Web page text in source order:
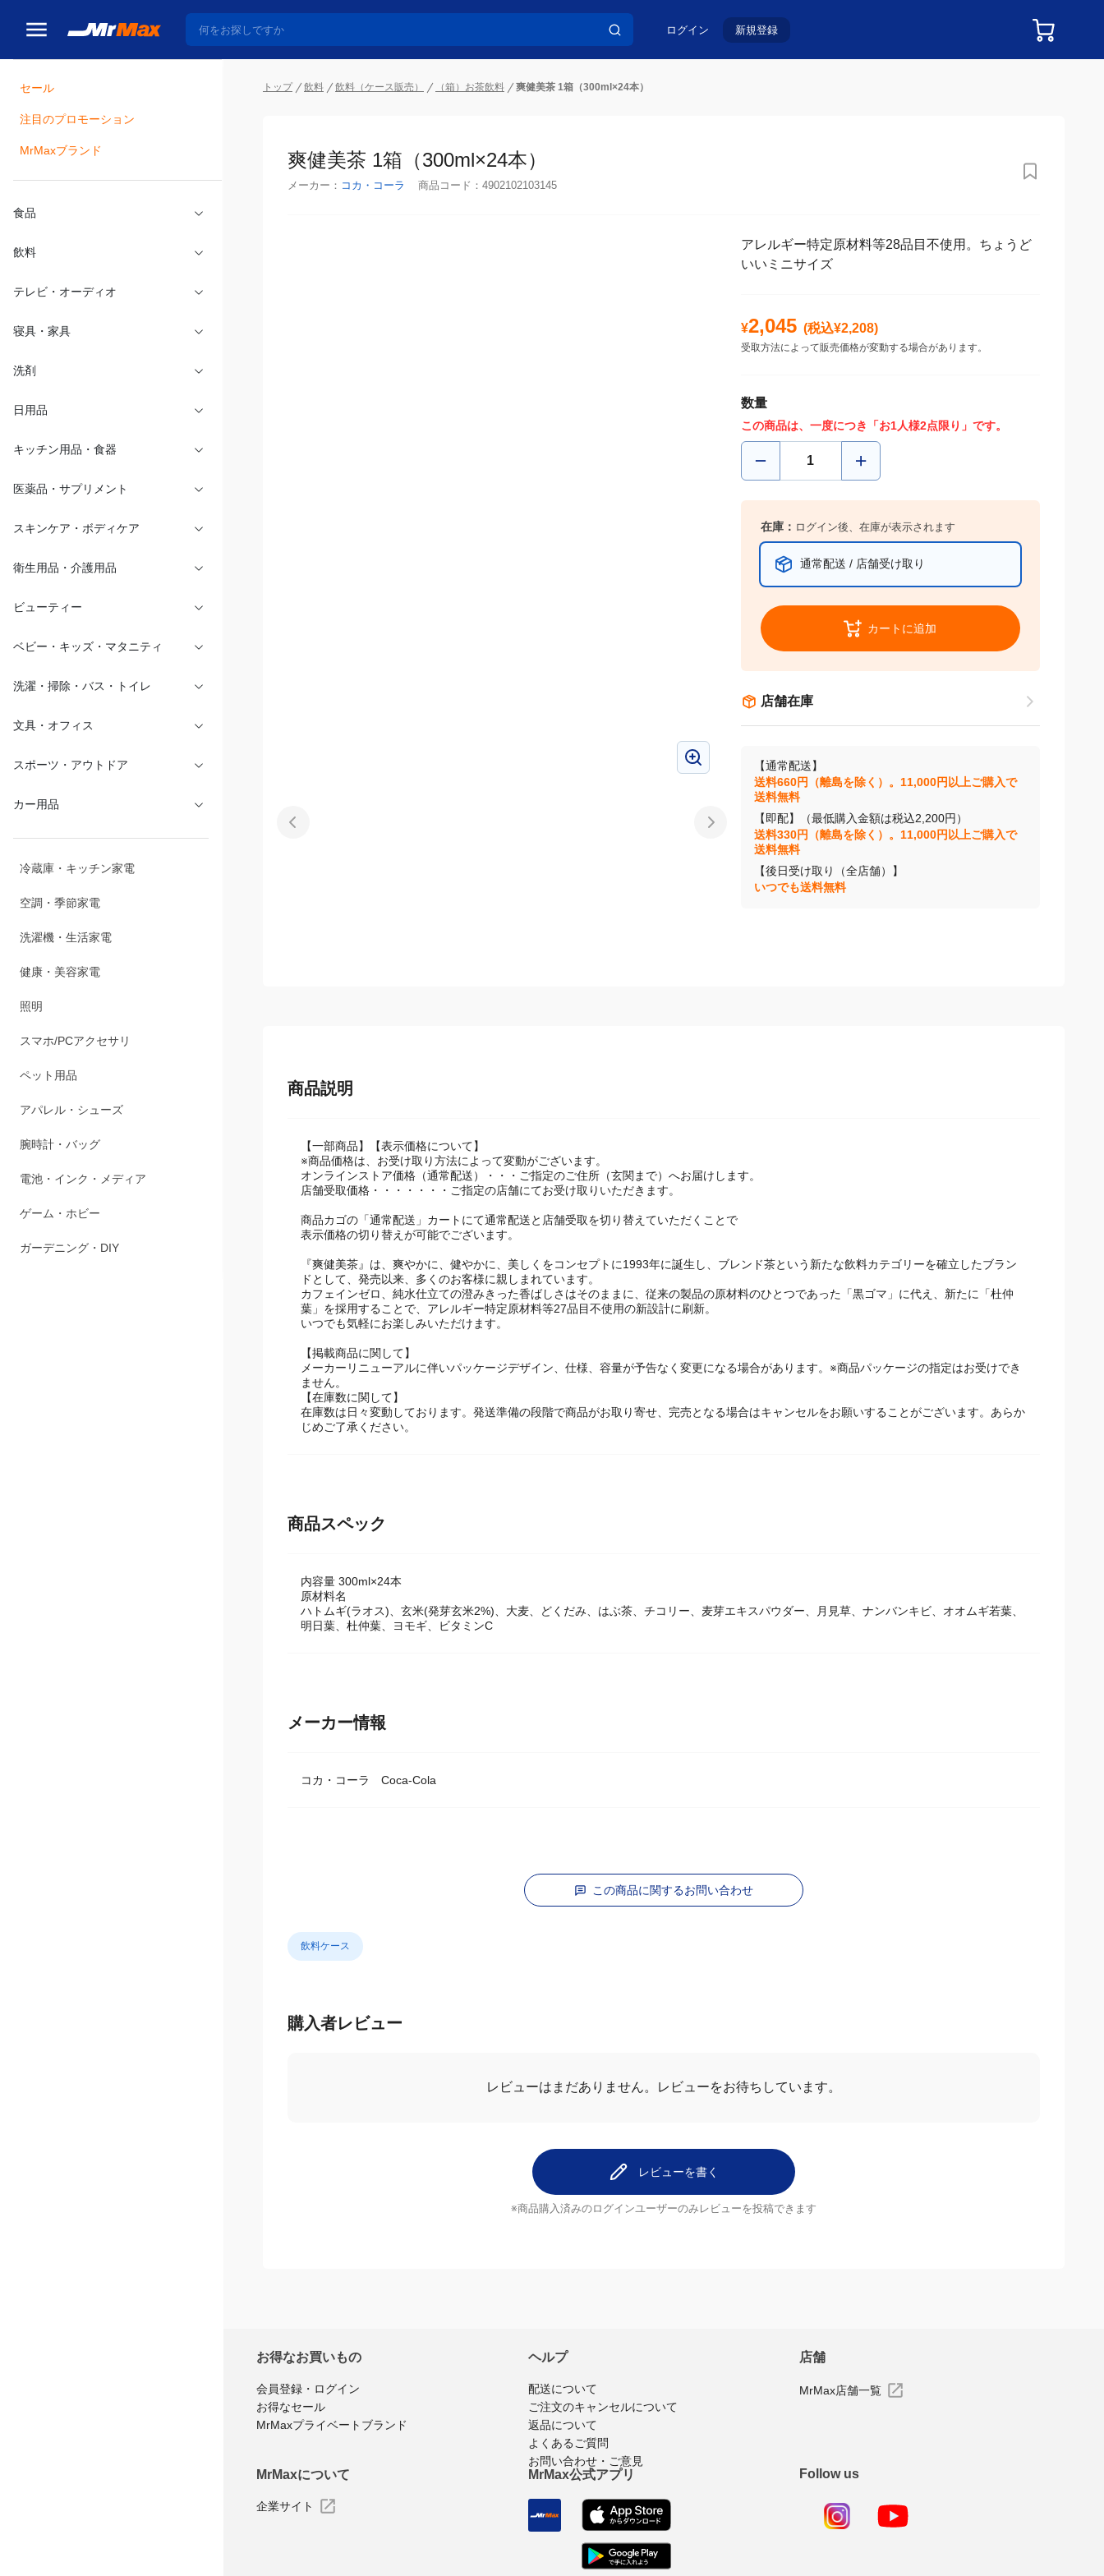
ログイン 新規登録
セール
注目のプロモーション
MrMaxブランド
食品
飲料
テレビ・オーディオ
寝具・家具
洗剤
日用品
キッチン用品・食器
医薬品・サプリメント
スキンケア・ボディケア
衛生用品・介護用品
ビューティー
ベビー・キッズ・マタニティ
洗濯・掃除・バス・トイレ
文具・オフィス
スポーツ・アウトドア
カー用品
冷蔵庫・キッチン家電
空調・季節家電
洗濯機・生活家電
健康・美容家電
照明
スマホ/PCアクセサリ
ペット用品
アパレル・シューズ
腕時計・バッグ
電池・インク・メディア
ゲーム・ホビー
ガーデニング・DIY
トップ 飲料 飲料（ケース販売） （箱）お茶飲料 爽健美茶 1箱（300ml×24本）
爽健美茶 1箱（300ml×24本）
メーカー： コカ・コーラ 商品コード： 4902102103145
アレルギー特定原材料等28品目不使用。ちょうど
いいミニサイズ
¥2,045 (税込¥2,208)
受取方法によって販売価格が変動する場合があります。
数量
この商品は、一度につき「お1人様2点限り」です。
在庫： ログイン後、在庫が表示されます
通常配送 / 店舗受け取り
カートに追加
店舗在庫
【通常配送】
送料660円（離島を除く）。11,000円以上ご購入で
送料無料
【即配】（最低購入金額は税込2,200円）
送料330円（離島を除く）。11,000円以上ご購入で
送料無料
【後日受け取り（全店舗）】
いつでも送料無料
商品説明
【一部商品】【表示価格について】
※商品価格は、お受け取り方法によって変動がございます。
オンラインストア価格（通常配送）・・・ご指定のご住所（玄関まで）へお届けします。
店舗受取価格・・・・・・・ご指定の店舗にてお受け取りいただきます。
商品カゴの「通常配送」カートにて通常配送と店舗受取を切り替えていただくことで
表示価格の切り替えが可能でございます。
『爽健美茶』は、爽やかに、健やかに、美しくをコンセプトに1993年に誕生し、ブレンド茶という新たな飲料カテゴリーを確立したブラン
ドとして、発売以来、多くのお客様に親しまれています。
カフェインゼロ、純水仕立ての澄みきった香ばしさはそのままに、従来の製品の原材料のひとつであった「黒ゴマ」に代え、新たに「杜仲
葉」を採用することで、アレルギー特定原材料等27品目不使用の新設計に刷新。
いつでも気軽にお楽しみいただけます。
【掲載商品に関して】
メーカーリニューアルに伴いパッケージデザイン、仕様、容量が予告なく変更になる場合があります。※商品パッケージの指定はお受けでき
ません。
【在庫数に関して】
在庫数は日々変動しております。発送準備の段階で商品がお取り寄せ、完売となる場合はキャンセルをお願いすることがございます。あらか
じめご了承ください。
商品スペック
内容量 300ml×24本
原材料名
ハトムギ(ラオス)、玄米(発芽玄米2%)、大麦、どくだみ、はぶ茶、チコリー、麦芽エキスパウダー、月見草、ナンバンキビ、オオムギ若葉、
明日葉、杜仲葉、ヨモギ、ビタミンC
メーカー情報
コカ・コーラ Coca-Cola
この商品に関するお問い合わせ
飲料ケース
購入者レビュー
レビューはまだありません。 レビューをお待ちしています。
レビューを書く
※商品購入済みのログインユーザーのみ レビューを投稿できます
お得なお買いもの
会員登録・ログイン
お得なセール
MrMaxプライベートブランド
ヘルプ
配送について
ご注文のキャンセルについて
返品について
よくあるご質問
お問い合わせ・ご意見
店舗
MrMax店舗一覧
MrMaxについて
企業サイト
MrMax公式アプリ Follow us